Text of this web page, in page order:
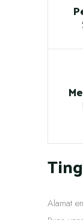
Alamat